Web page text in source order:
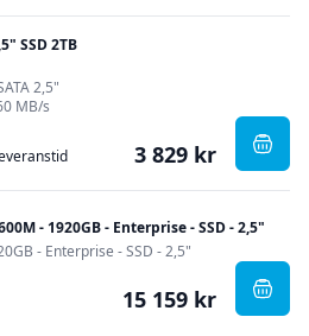
SSD 2TB
2,5"
MB/s
3 829 kr , PNY
- 1920GB - Enterprise - SSD - 2,5"
- Enterprise - SSD - 2,5"
15 159 kr ,